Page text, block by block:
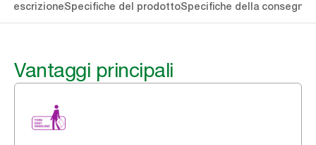
DescrizioneSpecifiche del prodottoSpecifiche della consegna
Vantaggi principali